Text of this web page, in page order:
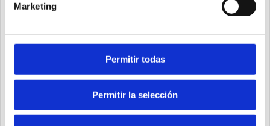
Marketing
Permitir todas
Permitir la selección
1540.25.20.03.1
Cilindro Ecompact Ø25 carrera 20 versión vástago pasante
efecto